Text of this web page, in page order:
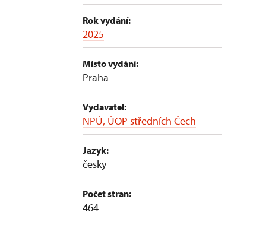
Rok vydání:
2025
Místo vydání:
Praha
Vydavatel:
NPÚ, ÚOP středních Čech
Jazyk:
česky
Počet stran:
464